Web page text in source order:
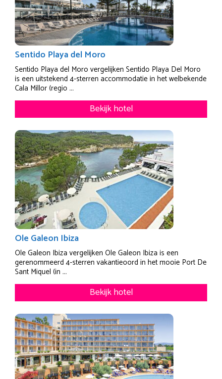
Sentido Playa del Moro
Sentido Playa del Moro vergelijken Sentido Playa Del Moro
is een uitstekend 4-sterren accommodatie in het welbekende
Cala Millor (regio ...
Bekijk hotel
Ole Galeon Ibiza
Ole Galeon Ibiza vergelijken Ole Galeon Ibiza is een
gerenommeerd 4-sterren vakantieoord in het mooie Port De
Sant Miquel (in ...
Bekijk hotel